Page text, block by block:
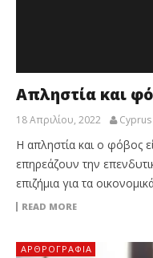
Απληστία και
18 Απριλίου, 2022
Η απληστία και ο φόβος
επηρεάζουν την
επιζήμια για τα
READ MORE
ΑΡΘΡΟΓΡΑΦΊΑ